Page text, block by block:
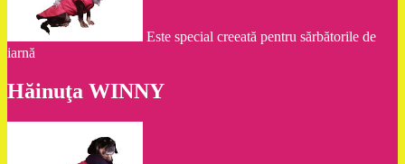
Este special creeată pentru sărbătorile de
iarnă
Hăinuţa WINNY